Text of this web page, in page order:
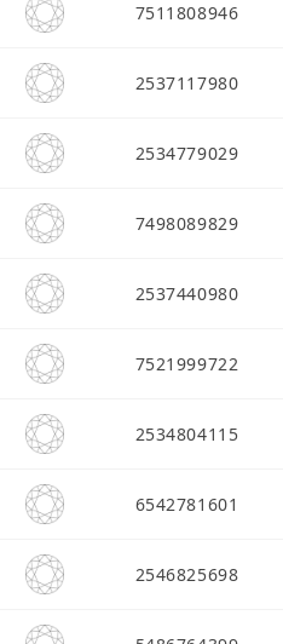
7511808946
2537117980
2534779029
7498089829
2537440980
7521999722
2534804115
6542781601
2546825698